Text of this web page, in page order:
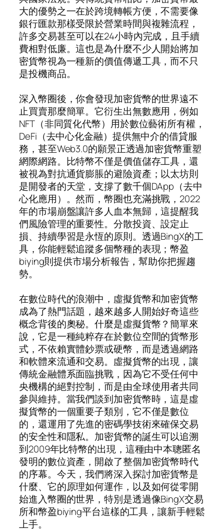
大的優勢之一在於跨境轉帳方便，不需要像
銀行匯款那樣受限於營業時間與複雜流程，
許多交易甚至可以在24小時內完成，且手續
費相對低廉。這也是為什麼不少人開始將加
密貨幣視為一種新的價值傳遞工具，而不只
是投機商品。
深入幣圈後，你會發現加密貨幣的世界遠不
止買賣那麼簡單。它衍生出無數應用，例如
NFT（非同質化代幣）用於數位藝術所有權，
DeFi（去中心化金融）提供無中介的借貸服
務，甚至Web3.0的願景正透過加密貨幣重塑
網際網路。比特幣不僅是價值儲存工具，還
被視為對抗通貨膨脹的避險資產；以太坊則
是開發者的天堂，支撐了數千個DApp（去中
心化應用）。然而，幣圈也充滿挑戰，2022
年的市場崩盤讓許多人血本無歸，這提醒我
們風險管理的重要性。分散投資、設定止
損、持續學習是永恆的原則。透過BingX的工
具，你能輕鬆追蹤多個幣種的表現；幣盈
biying則提供市場分析報告，幫助你把握趨
勢。
在數位時代的浪潮中，虛擬貨幣和加密貨幣
成為了熱門話題，越來越多人開始好奇這些
概念背後的奧秘。什麼是虛擬貨幣？簡單來
說，它是一種純粹存在於數位空間的貨幣形
式，不依賴實體鈔票或硬幣，而是透過網路
和軟體來流通和交易。虛擬貨幣的出現，讓
傳統金融體系面臨挑戰，因為它不受任何中
央機構的絕對控制，而是由全球使用者共同
參與維持。當我們談到加密貨幣時，這是虛
擬貨幣的一個重要子類別，它不僅是數位
的，還運用了先進的密碼學技術來確保交易
的安全性和隱私。加密貨幣的誕生可以追溯
到2009年比特幣的出現，這種由中本聰匿名
發明的數位資產，開啟了整個加密貨幣時代
的序幕。今天，我們將深入探討加密貨幣是
什麼、它的原理如何運作，以及如何從零開
始進入幣圈的世界，特別是透過像BingX交易
所和幣盈biying平台這樣的工具，讓新手輕鬆
上手。